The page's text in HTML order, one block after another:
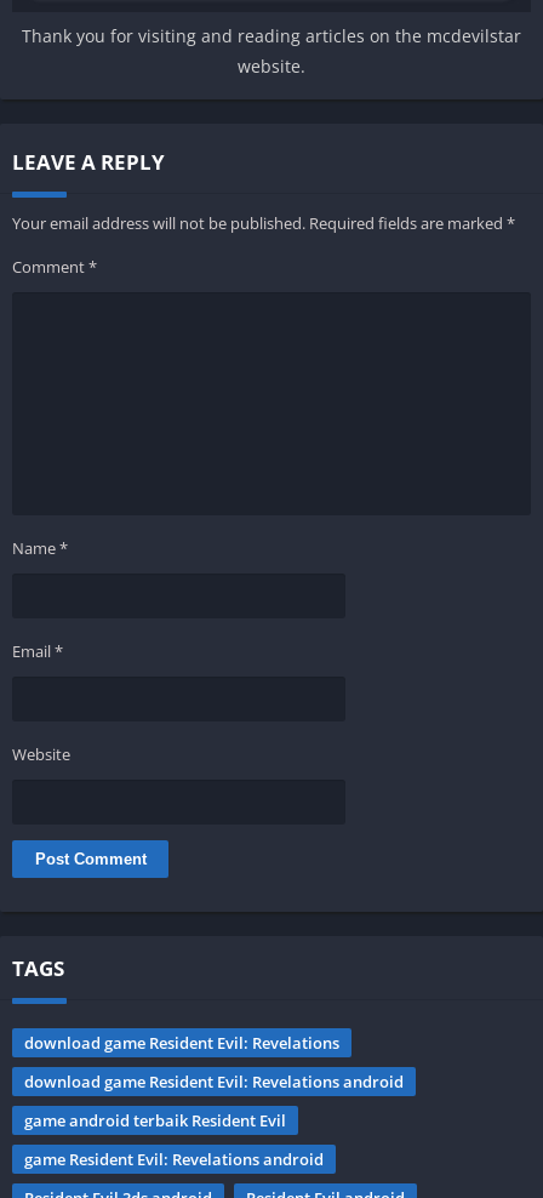
Thank you for visiting and reading articles on the mcdevilstar
website.
LEAVE A REPLY
Your email address will not be published. Required fields are marked *
Comment*
Name*
Email*
Website
TAGS
download game Resident Evil: Revelations
download game Resident Evil: Revelations android
game android terbaik Resident Evil
game Resident Evil: Revelations android